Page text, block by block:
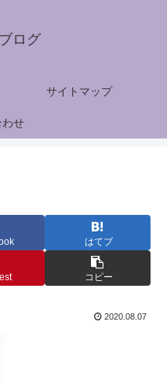
ログ
サイトマップ
わせ
はてブ
コピー
2020.08.07